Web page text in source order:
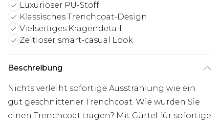
Luxuriöser PU-Stoff
Klassisches Trenchcoat-Design
Vielseitiges Kragendetail
Zeitloser smart-casual Look
Beschreibung
Nichts verleiht sofortige Ausstrahlung wie ein
gut geschnittener Trenchcoat. Wie würden Sie
einen Trenchcoat tragen? Mit Gürtel für sofortige